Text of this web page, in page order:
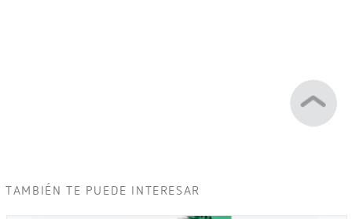
TAMBIÉN TE PUEDE INTERESAR